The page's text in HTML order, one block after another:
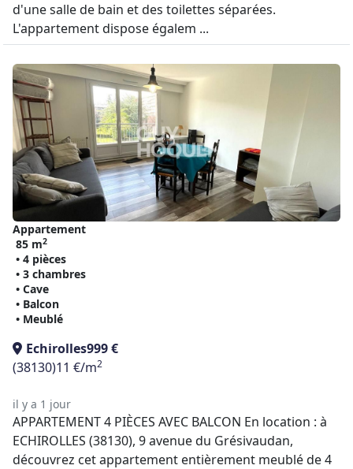
d'une salle de bain et des toilettes séparées.
L'appartement dispose égalem ...
Appartement
85 m2
• 4 pièces
• 3 chambres
• Cave
• Balcon
• Meublé
Echirolles999 €
(38130)11 €/m2
il y a 1 jour
APPARTEMENT 4 PIÈCES AVEC BALCON En location : à
ECHIROLLES (38130), 9 avenue du Grésivaudan,
découvrez cet appartement entièrement meublé de 4